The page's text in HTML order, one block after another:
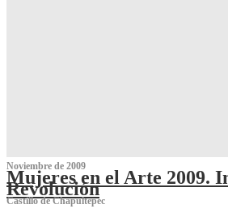
Noviembre de 2009
Mujeres en el Arte 2009.
Revolución
Castillo de Chapultepec